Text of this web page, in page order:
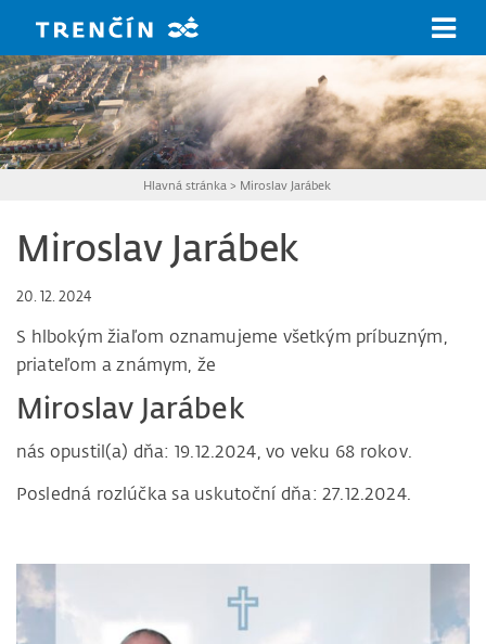
Hlavná stránka > Miroslav Jarábek
Miroslav Jarábek
20. 12. 2024
S hlbokým žiaľom oznamujeme všetkým príbuzným,
priateľom a známym, že
Miroslav Jarábek
nás opustil(a) dňa: 19.12.2024, vo veku 68 rokov.
Posledná rozlúčka sa uskutoční dňa: 27.12.2024.